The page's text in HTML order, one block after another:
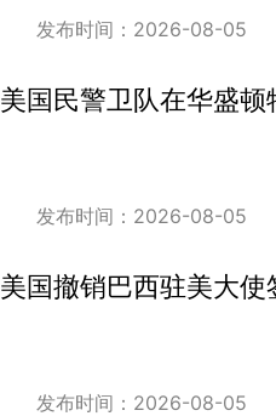
发布时间：2026-08-05
美国民警卫队在华盛
发布时间：2026-08-05
美国撤销巴西驻美大使
发布时间：2026-08-05